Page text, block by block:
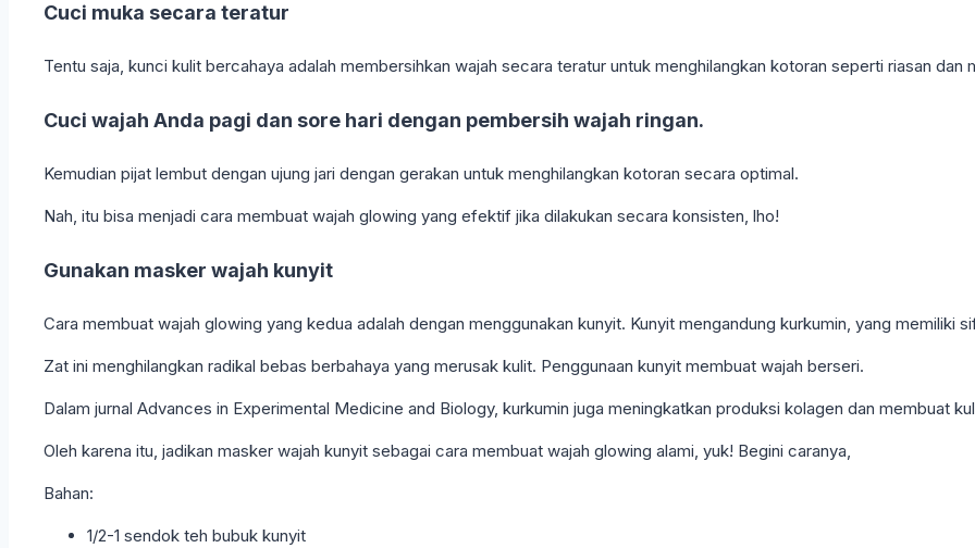
Cuci muka secara teratur
Tentu saja, kunci kulit bercahaya adalah membersihkan wajah secara teratur untuk menghilangkan kotoran seperti riasan dan
Cuci wajah Anda pagi dan sore hari dengan pembersih wajah ringan.
Kemudian pijat lembut dengan ujung jari dengan gerakan untuk menghilangkan kotoran secara optimal.
Nah, itu bisa menjadi cara membuat wajah glowing yang efektif jika dilakukan secara konsisten, lho!
Gunakan masker wajah kunyit
Cara membuat wajah glowing yang kedua adalah dengan menggunakan kunyit. Kunyit mengandung kurkumin, yang memiliki
Zat ini menghilangkan radikal bebas berbahaya yang merusak kulit. Penggunaan kunyit membuat wajah berseri.
Dalam jurnal Advances in Experimental Medicine and Biology, kurkumin juga meningkatkan produksi kolagen dan membuat
Oleh karena itu, jadikan masker wajah kunyit sebagai cara membuat wajah glowing alami, yuk! Begini caranya,
Bahan:
1/2-1 sendok teh bubuk kunyit